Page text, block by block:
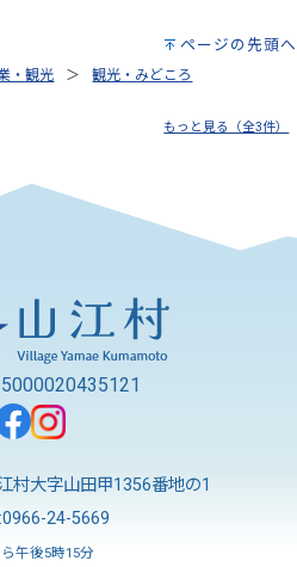
ページの先頭へ
・観光
観光・みどころ
もっと見る（全3件）
村大字山田甲1356番地の1
24-5669
午後5時15分